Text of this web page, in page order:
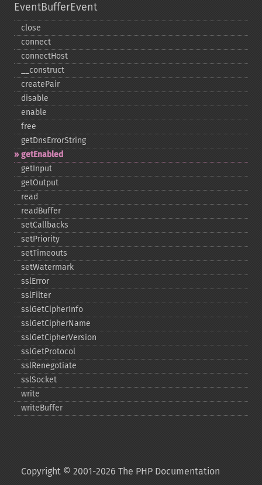
EventBufferEvent
close
connect
connectHost
_​_​construct
createPair
disable
enable
free
getDnsErrorString
getEnabled
getInput
getOutput
read
readBuffer
setCallbacks
setPriority
setTimeouts
setWatermark
sslError
sslFilter
sslGetCipherInfo
sslGetCipherName
sslGetCipherVersion
sslGetProtocol
sslRenegotiate
sslSocket
write
writeBuffer
Copyright © 2001-2026 The PHP Documentation